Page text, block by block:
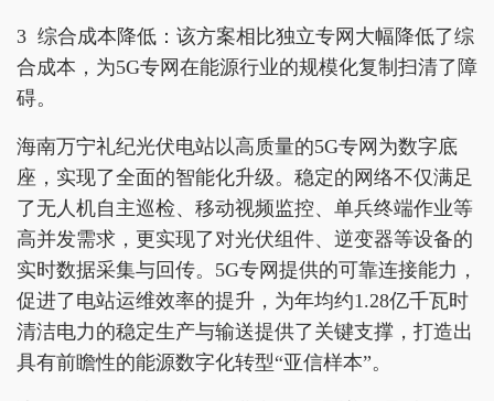
3 综合成本降低：该方案相比独立专网大幅降低了综
合成本，为5G专网在能源行业的规模化复制扫清了障
碍。
海南万宁礼纪光伏电站以高质量的5G专网为数字底
座，实现了全面的智能化升级。稳定的网络不仅满足
了无人机自主巡检、移动视频监控、单兵终端作业等
高并发需求，更实现了对光伏组件、逆变器等设备的
实时数据采集与回传。5G专网提供的可靠连接能力，
促进了电站运维效率的提升，为年均约1.28亿千瓦时
清洁电力的稳定生产与输送提供了关键支撑，打造出
具有前瞻性的能源数字化转型“亚信样本”。